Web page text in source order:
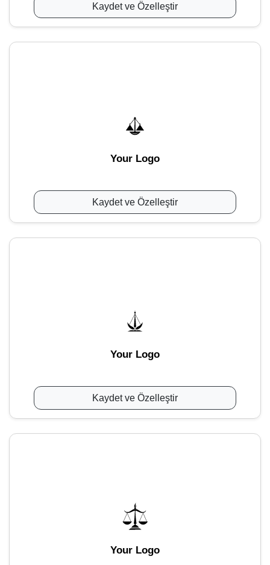
Kaydet ve Özelleştir
Your Logo
Kaydet ve Özelleştir
Your Logo
Kaydet ve Özelleştir
Your Logo